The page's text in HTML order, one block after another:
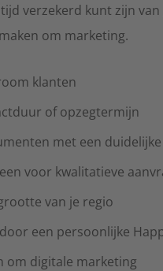
verzekerd kunt zijn
om marketing.
klanten
of opzegtermijn
met een
voor kwalitatieve
van je regio
een persoonlijke
om digitale marketing